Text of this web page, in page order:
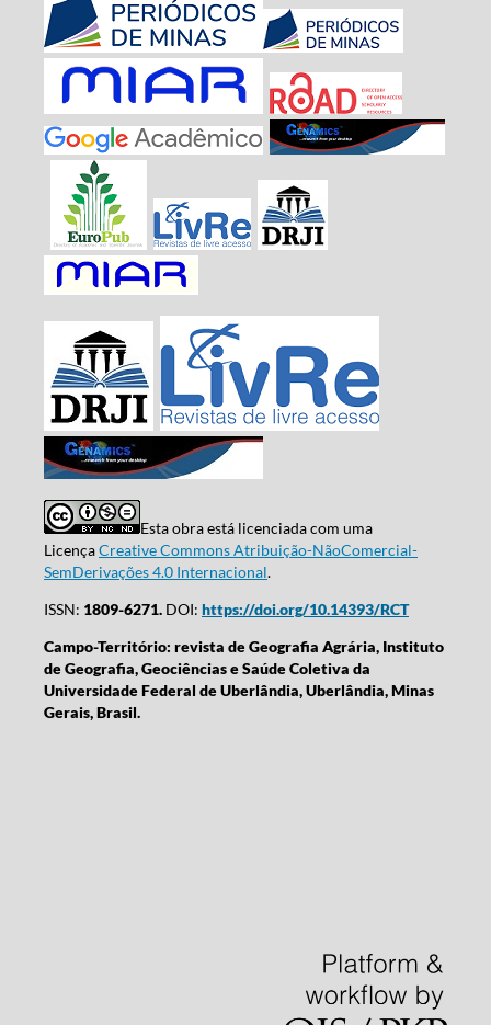
Esta obra está licenciada com uma
LicençaCreative Commons Atribuição-NãoComercial-
SemDerivações 4.0 Internacional.
ISSN: 1809-6271.DOI: https://doi.org/10.14393/RCT
Campo-Território: revista de Geografia Agrária, Instituto
de Geografia, Geociências e Saúde Coletiva da
Universidade Federal de Uberlândia, Uberlândia, Minas
Gerais, Brasil.